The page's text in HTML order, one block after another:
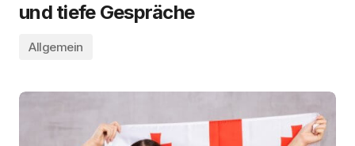
und tiefe Gespräche
Allgemein